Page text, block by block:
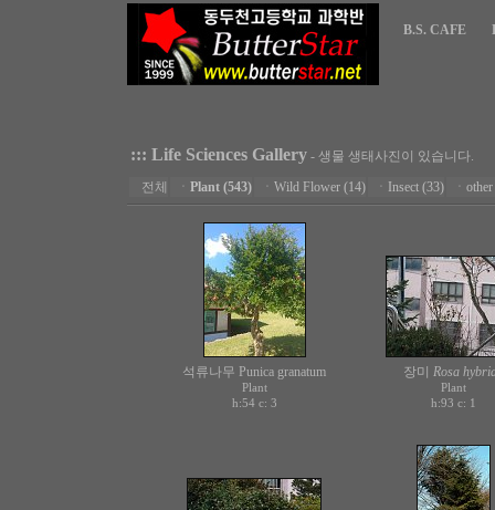
B.S. CAFE
::: Life Sciences Gallery - 생물 생태사진이 있습니다.
전체
ㆍ Plant (543) ㆍ Wild Flower (14) ㆍ Insect (33) ㆍ
석류나무 Punica granatum
Plant
h:54 c: 3
장미 Rosa
Plant
h:93 c: 1